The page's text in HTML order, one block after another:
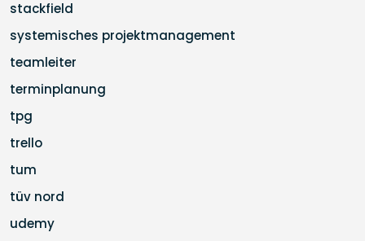
stackfield
systemisches projektmanagement
teamleiter
terminplanung
tpg
trello
tum
tüv nord
udemy